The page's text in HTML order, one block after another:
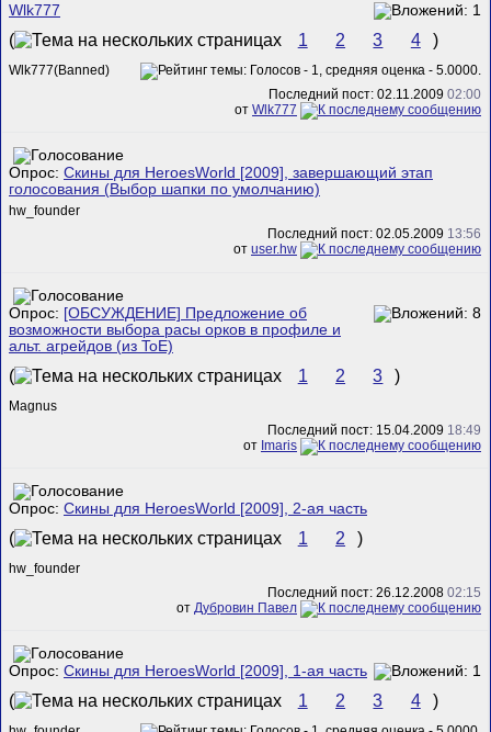
Wlk777
( 1 2 3 4 )
Wlk777(Banned)
Последний пост: 02.11.2009 02:00
от Wlk777
Опрос: Скины для HeroesWorld [2009], завершающий этап
голосования (Выбор шапки по умолчанию)
hw_founder
Последний пост: 02.05.2009 13:56
от user.hw
Опрос: [ОБСУЖДЕНИЕ] Предложение об
возможности выбора расы орков в профиле и
альт. агрейдов (из ToE)
( 1 2 3 )
Magnus
Последний пост: 15.04.2009 18:49
от Imaris
Опрос: Скины для HeroesWorld [2009], 2-ая часть
( 1 2 )
hw_founder
Последний пост: 26.12.2008 02:15
от Дубровин Павел
Опрос: Скины для HeroesWorld [2009], 1-ая часть
( 1 2 3 4 )